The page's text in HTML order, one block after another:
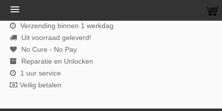
Verzending binnen 1 werkdag
Uit voorraad geleverd!
No Cure - No Pay
Reparatie en Unlocken
1 uur service
Veilig betalen